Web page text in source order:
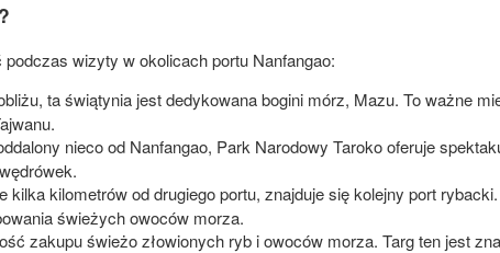
wizyty w okolicach portu Nanfangao:
ta świątynia jest dedykowana bogini mórz, Mazu. To ważne
nieco od Nanfangao, Park Narodowy Taroko oferuje
kilka kilometrów od drugiego portu, znajduje się kolejny port
świeżych owoców morza.
zakupu świeżo złowionych ryb i owoców morza. Targ ten jest